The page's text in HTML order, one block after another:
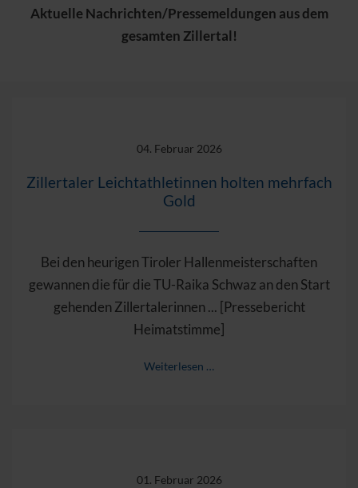
Aktuelle Nachrichten/Pressemeldungen aus dem
gesamten Zillertal!
04. Februar 2026
Zillertaler Leichtathletinnen holten mehrfach
Gold
Bei den heurigen Tiroler Hallenmeisterschaften
gewannen die für die TU-Raika Schwaz an den Start
gehenden Zillertalerinnen ... [Pressebericht
Heimatstimme]
Weiterlesen …
01. Februar 2026